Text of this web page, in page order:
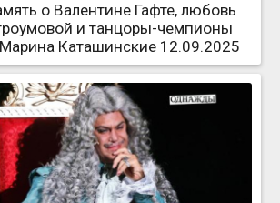
о Валентине Гафте, любовь
и танцоры-чемпионы
Каташинские 12.09.2025